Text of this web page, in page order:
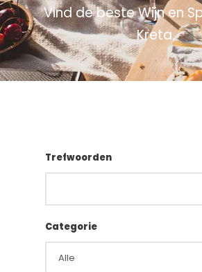
Vind de beste Wijn en
Kreta.
Trefwoorden
Categorie